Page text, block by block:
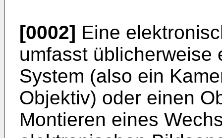
[0002] Eine
umfasst üblicherweise
System (also ein
Objektiv) oder einen
Montieren eines